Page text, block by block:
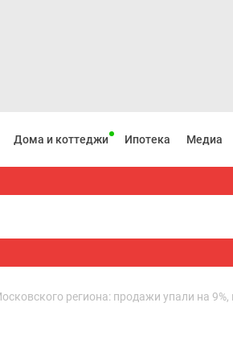
Дома и коттеджи Ипотека Медиа
региона: продажи упали на